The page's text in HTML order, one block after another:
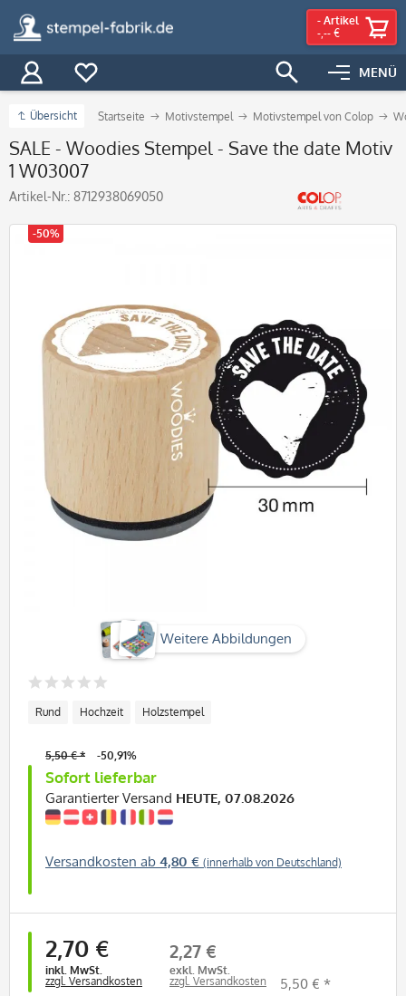
MENÜ
- Artikel
-,-- €
Übersicht Startseite Motivstempel Motivstempel von Colop
SALE - Woodies Stempel - Save the date Motiv
1 W03007
Artikel-Nr.: 8712938069050
Weitere Abbildungen
-50%
Rund Hochzeit Holzstempel
Sofort lieferbar
Garantierter Versand HEUTE, 07.08.2026
Versandkosten ab 4,80 € (innerhalb von Deutschland)
5,50 € * -50,91%
2,70 €
inkl. MwSt.
zzgl. Versandkosten
2,27 €
exkl. MwSt.
zzgl. Versandkosten
5,50 € *